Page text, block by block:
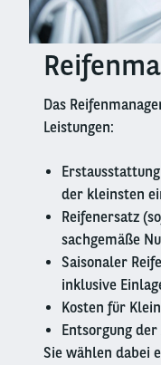
Right
column
Das
Leistungen:
der kleinsten
Reifenersatz
sachgemäße
Saisonaler
inklusive
Kosten für
Entsorgung
Sie wählen dabei